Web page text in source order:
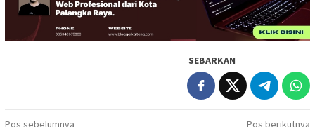
SEBARKAN
Pos sebelumnya Pos berikutnya